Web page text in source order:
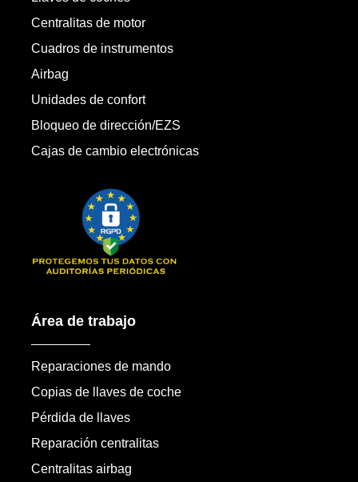
Centralitas de motor
Cuadros de instrumentos
Airbag
Unidades de confort
Bloqueo de dirección/EZS
Cajas de cambio electrónicas
Área de trabajo
Reparaciones de mando
Copias de llaves de coche
Pérdida de llaves
Reparación centralitas
Centralitas airbag